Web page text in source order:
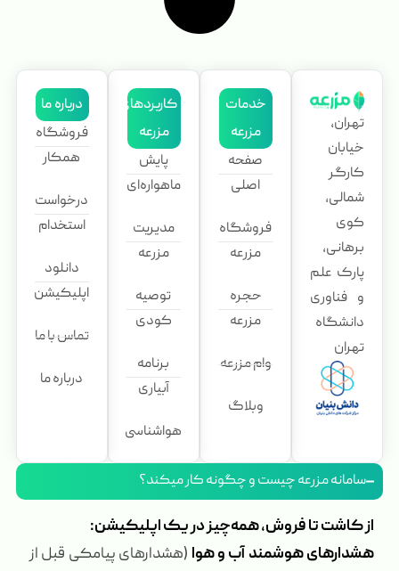
تهران،
خیابان
کارگر
شمالی،
کوی
برهانی،
پارک علم
و فناوری
دانشگاه
تهران
خدمات
مزرعه
صفحه
اصلی
فروشگاه
مزرعه
حجره
مزرعه
وام مزرعه
وبلاگ
کاربردهای
مزرعه
پایش
ماهواره‌ای
مدیریت
مزرعه
توصیه
کودی
برنامه
آبیاری
هواشناسی
درباره ما
فروشگاه
همکار
درخواست
استخدام
دانلود
اپلیکیشن
تماس با ما
درباره ما
سامانه مزرعه چیست و چگونه کار میکند؟
از کاشت تا فروش، همه‌چیز در یک اپلیکیشن:
هشدارهای هوشمند آب و هوا (هشدارهای پیامکی قبل از